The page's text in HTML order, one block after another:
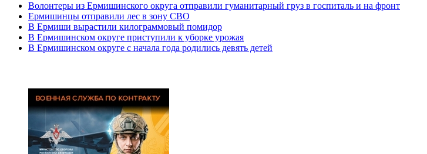
Волонтеры из Ермишинского округа отправили гуманитарный груз в госпиталь и на фронт
Ермишинцы отправили лес в зону СВО
В Ермиши вырастили килограммовый помидор
В Ермишинском округе приступили к уборке урожая
В Ермишинском округе с начала года родились девять детей